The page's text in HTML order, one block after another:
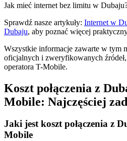
Jak mieć internet bez limitu w
Sprawdź nasze artykuły: Internet w
Dubaju, aby poznać więcej
Wszystkie informacje zawarte w tym
oficjalnych i zweryfikowanych
operatora T-Mobile.
Koszt połączenia z
Mobile: Najczęściej
Jaki jest koszt połączenia z
Mobile